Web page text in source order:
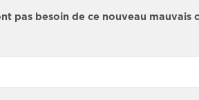
pas besoin de ce nouveau mauvais